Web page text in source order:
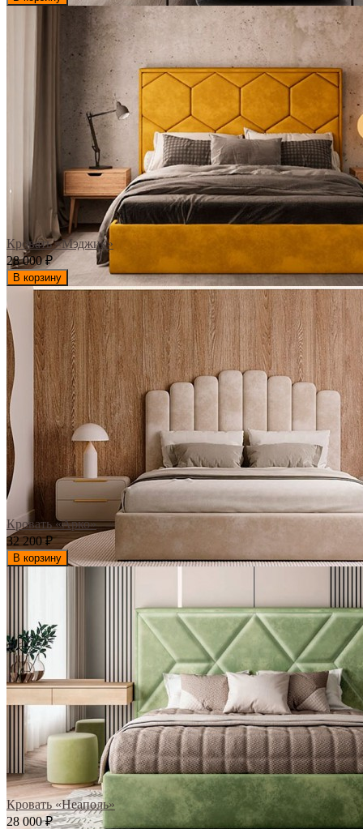
Кровать «Мэджик»
28 000₽
В корзину
Кровать «Арко»
32 200₽
В корзину
Кровать «Неаполь»
28 000₽